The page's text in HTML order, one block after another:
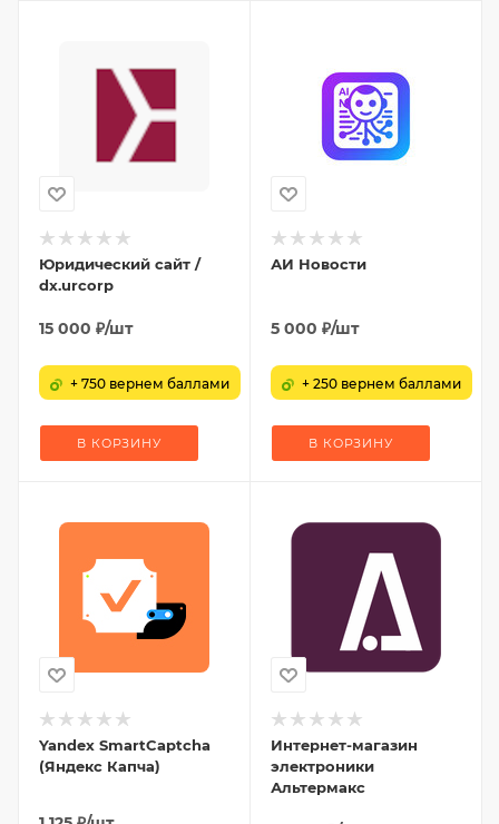
Юридический сайт /
dx.urcorp
15 000 ₽/шт
+ 750 вернем баллами
В КОРЗИНУ
АИ Новости
5 000 ₽/шт
+ 250 вернем баллами
В КОРЗИНУ
Yandex SmartCaptcha
(Яндекс Капча)
Интернет-магазин
электроники
Альтермакс